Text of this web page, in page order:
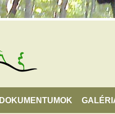
DOKUMENTUMOK